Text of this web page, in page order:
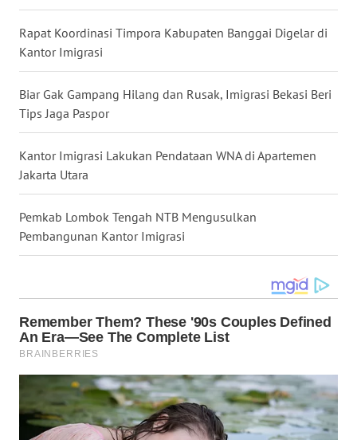
Rapat Koordinasi Timpora Kabupaten Banggai Digelar di
Kantor Imigrasi
Biar Gak Gampang Hilang dan Rusak, Imigrasi Bekasi Beri
Tips Jaga Paspor
Kantor Imigrasi Lakukan Pendataan WNA di Apartemen
Jakarta Utara
Pemkab Lombok Tengah NTB Mengusulkan
Pembangunan Kantor Imigrasi
KALTARA
KALSEL
WN
KALTIM
WN
SULSEL
WN
SULUT
WN
MALUKU
WN